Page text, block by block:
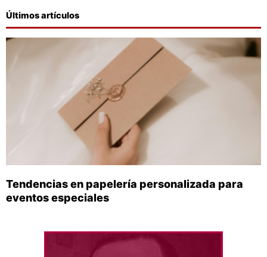
Últimos artículos
Tendencias en papelería personalizada para
eventos especiales